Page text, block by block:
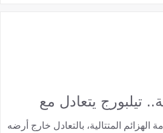
تيلبورج يتعادل مع
الهزائم المتتالية، بالتعادل خارج أرضه